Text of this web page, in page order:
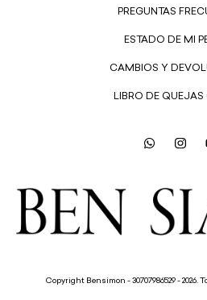
PREGUNTAS
ESTADO DE MI
CAMBIOS Y
LIBRO DE QUEJAS
Copyright Bensimon - 30707986529 - 2026.